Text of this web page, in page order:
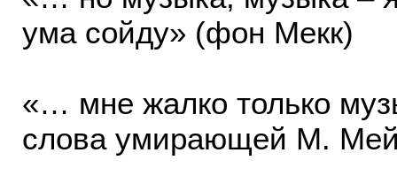
ума сойду» (фон Мекк)
«… мне жалко только
слова умирающей М.